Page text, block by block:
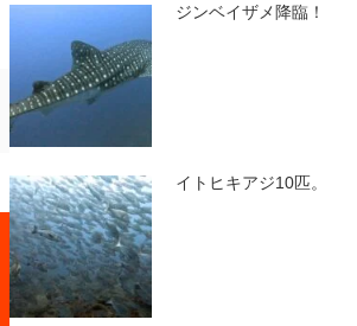
ジンベイザメ降臨！
イトヒキアジ10匹。